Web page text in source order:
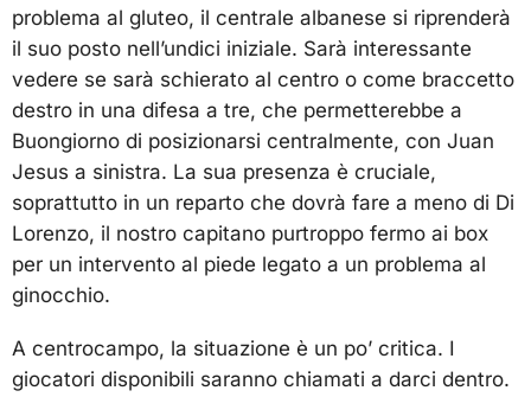
problema al gluteo, il centrale albanese si riprenderà
il suo posto nell’undici iniziale. Sarà interessante
vedere se sarà schierato al centro o come braccetto
destro in una difesa a tre, che permetterebbe a
Buongiorno di posizionarsi centralmente, con Juan
Jesus a sinistra. La sua presenza è cruciale,
soprattutto in un reparto che dovrà fare a meno di Di
Lorenzo, il nostro capitano purtroppo fermo ai box
per un intervento al piede legato a un problema al
ginocchio.
A centrocampo, la situazione è un po’ critica. I
giocatori disponibili saranno chiamati a darci dentro.